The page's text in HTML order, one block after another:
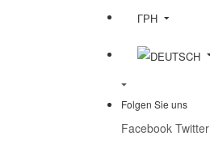
ГРН
Folgen Sie uns
Facebook Twitter